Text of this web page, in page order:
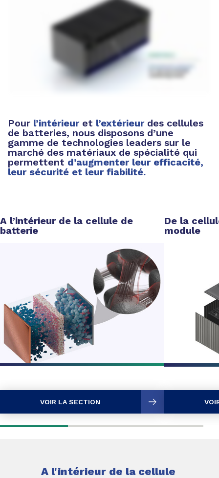
Pour l’intérieuret l’extérieurdes cellules
de batteries, nous disposons d’une
gamme de technologies leaders sur le
marché des matériaux de spécialité qui
permettent d’augmenter leur efficacité,
leur sécurité et leur fiabilité.
A l’intérieur de la cellule de
batterie
VOIR LA SECTION
De la
module
A l'intérieur de la cellule